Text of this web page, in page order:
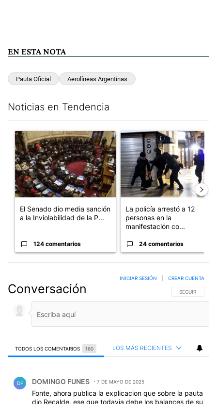
EN ESTA NOTA
Pauta Oficial Aerolíneas Argentinas
Noticias en Tendencia
Un artículo de tendencia con el título "El Senado dio media
El Senado dio media sanción
a la Inviolabilidad de la P...
124 comentarios
Un artículo de tendencia con
La policía arrestó a 12
personas en la
manifestación co...
24 comentarios
Conversación SIGA ESTA
SEGUIR
INICIAR SESIÓN CREAR CUENTA
TODOS LOS COMENTARIOS 160 LOS MÁS RECIENTES
DF DOMINGO FUNES 7 DE MAYO DE 2025
Fonte, ahora publica la explicacion que sobre la pauta
dio Recalde, ese que todavia debe los balances de su